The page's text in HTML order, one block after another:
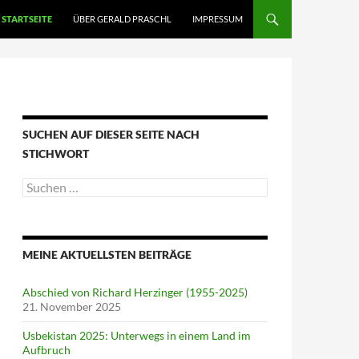
STARTSEITE ÜBER GERALD PRASCHL IMPRESSUM
SUCHEN AUF DIESER SEITE NACH
STICHWORT
Suche
nach:
MEINE AKTUELLSTEN BEITRÄGE
Abschied von Richard Herzinger (1955-2025)
21. November 2025
Usbekistan 2025: Unterwegs in einem Land im
Aufbruch